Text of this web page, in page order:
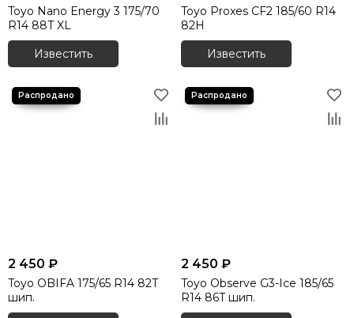
Toyo Nano Energy 3 175/70
R14 88T XL
Известить
Toyo Proxes СF2 185/60 R14
82H
Известить
2 450 ₽
Toyo OBIFA 175/65 R14 82T
шип.
2 450 ₽
Toyo Observe G3-Ice 185/65
R14 86T шип.